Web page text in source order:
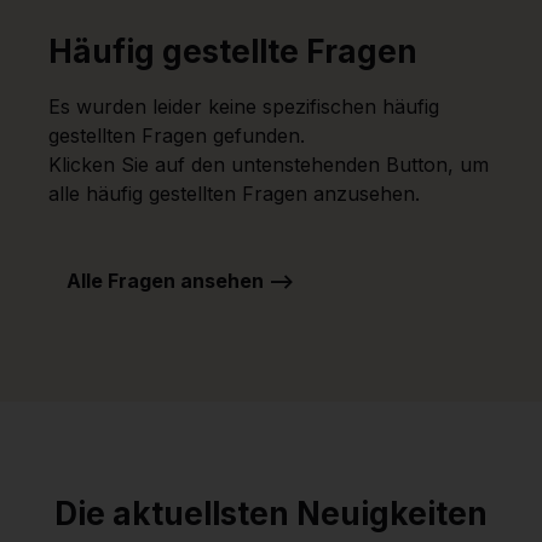
Häufig gestellte Fragen
Es wurden leider keine spezifischen häufig
gestellten Fragen gefunden.
Klicken Sie auf den untenstehenden Button, um
alle häufig gestellten Fragen anzusehen.
Alle Fragen ansehen -->
Die aktuellsten Neuigkeiten